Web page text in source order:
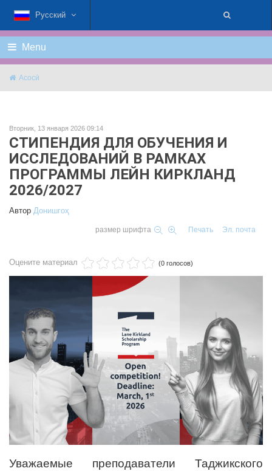
Русский
Menu
Асосӣ
Вторник, 13 января 2026 09:14
СТИПЕНДИЯ ДЛЯ ОБУЧЕНИЯ И
ИССЛЕДОВАНИЙ В РАМКАХ
ПРОГРАММЫ ЛЕЙН КИРКЛАНД
2026/2027
Автор Донишгоҳ
размер шрифта Печать Эл. почта
Оцените материал (0 голосов)
Уважаемые преподаватели Таджикского